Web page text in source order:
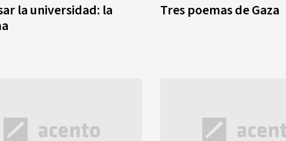
la universidad: la
Tres poemas de Gaza